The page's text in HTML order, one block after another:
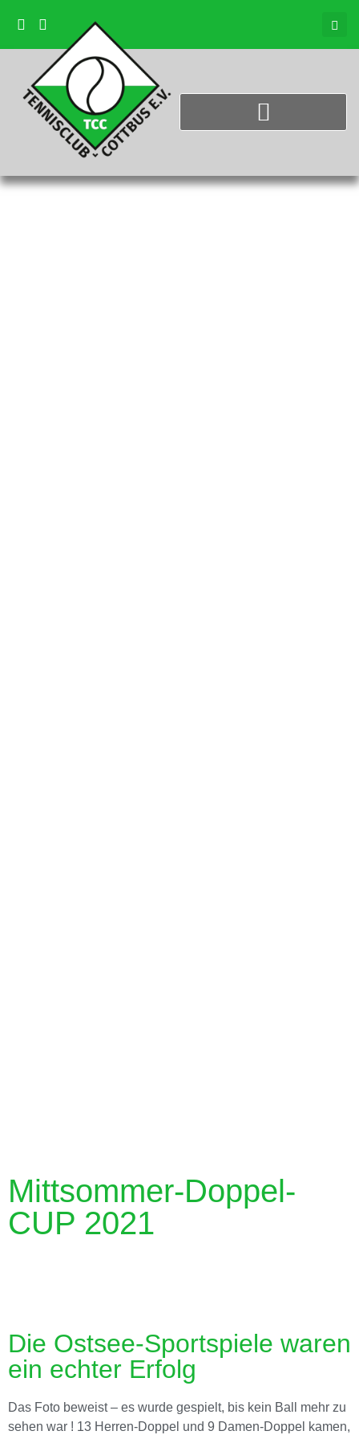
Mittsommer-Doppel-
CUP 2021
Die Ostsee-Sportspiele waren
ein echter Erfolg
Das Foto beweist – es wurde gespielt, bis kein Ball mehr zu
sehen war ! 13 Herren-Doppel und 9 Damen-Doppel kamen,